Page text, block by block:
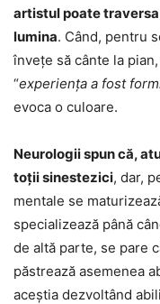
artistul poate
lumina. Când, pentru
înveţe să cânte la
“experienţa a fost
evoca o culoare.
Neurologii spun că,
toții sinestezici, dar,
mentale se
specializează până
de altă parte, se pare
păstrează asemenea
aceştia dezvoltând